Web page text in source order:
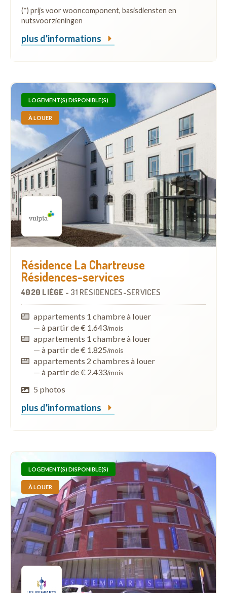
(*) prijs voor wooncomponent, basisdiensten en
nutsvoorzieningen
plus d'informations
LOGEMENT(S) DISPONIBLE(S)
À LOUER
Résidence La Chartreuse
Résidences-services
4020 LIÈGE - 31 RÉSIDENCES-SERVICES
appartements 1 chambre à louer
— à partir de € 1.643/mois
appartements 1 chambre à louer
— à partir de € 1.825/mois
appartements 2 chambres à louer
— à partir de € 2.433/mois
5 photos
plus d'informations
LOGEMENT(S) DISPONIBLE(S)
À LOUER